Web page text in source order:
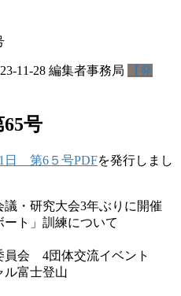
11-28 編集者事務局
【発
65号
日 第6５号PDFを発行しまし
・研究大会3年ぶりに開催
ト」訓練について
員会 4団体交流イベント
ル富士登山